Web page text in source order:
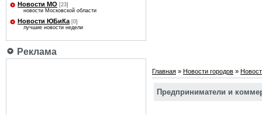
Новости МО [23]
новости Московской области
Новости ЮБиКа [0]
лучшие новости недели
Реклама
Главная » Новости городов »
Предприниматели и